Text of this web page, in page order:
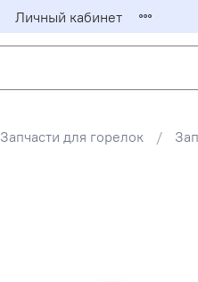
Личный кабинет
Запчасти для горелок